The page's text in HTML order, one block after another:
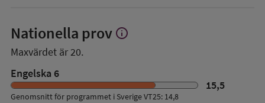
Nationella prov Visa
prov
info
Maxvärdet är 20.
Engelska 6
15,5
Genomsnitt för programmet i Sverige VT25: 14,8